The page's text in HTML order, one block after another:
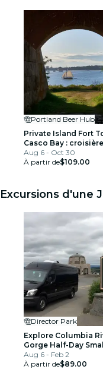
Portland Beer Hub
Private Island Fort
Casco Bay :
bateau et visite de
Aug 6 - Oct 30
À partir de$109.00
Excursions d'une
Director Park
Explore Columbia
Gorge Half-Day
Tour
Aug 6 - Feb 2
À partir de$89.00